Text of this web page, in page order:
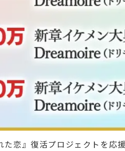
た恋』復活プロジェクトを応